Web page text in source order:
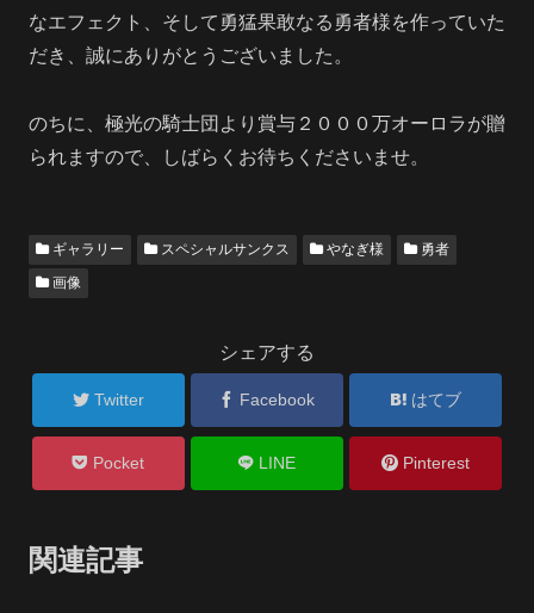
なエフェクト、そして勇猛果敢なる勇者様を作っていた
だき、誠にありがとうございました。
のちに、極光の騎士団より賞与２０００万オーロラが贈
られますので、しばらくお待ちくださいませ。
ギャラリー スペシャルサンクス やなぎ様
勇者
画像
シェアする
Twitter Facebook はてブ
Pocket LINE Pinterest
関連記事